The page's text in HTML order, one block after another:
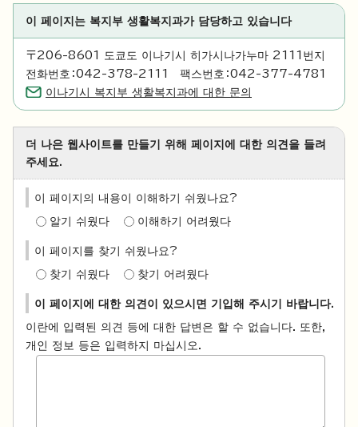
이 페이지는 복지부 생활복지과가 담당하고 있습니다
〒206-8601 도쿄도 이나기시 히가시나가누마 2111번지
전화번호：042-378-2111 팩스번호：042-377-4781
이나기시 복지부 생활복지과에 대한 문의
더 나은 웹사이트를 만들기 위해 페이지에 대한 의견을 들려
주세요.
이 페이지의 내용이 이해하기 쉬웠나요?
알기 쉬웠다 이해하기 어려웠다
이 페이지를 찾기 쉬웠나요?
찾기 쉬웠다 찾기 어려웠다
이 페이지에 대한 의견이 있으시면 기입해 주시기 바랍니다.
이란에 입력된 의견 등에 대한 답변은 할 수 없습니다. 또한,
개인 정보 등은 입력하지 마십시오.